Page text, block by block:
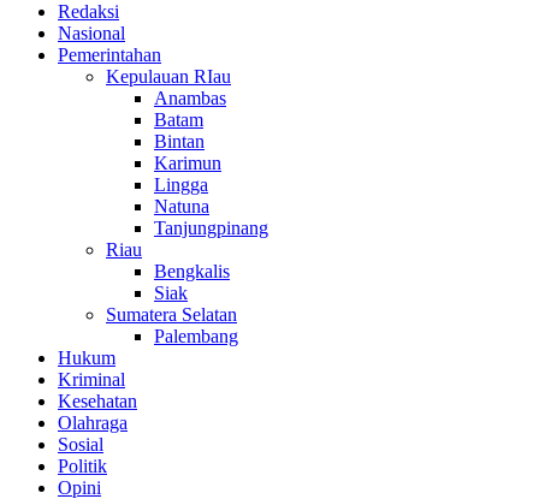
Redaksi
Nasional
Pemerintahan
Kepulauan RIau
Anambas
Batam
Bintan
Karimun
Lingga
Natuna
Tanjungpinang
Riau
Bengkalis
Siak
Sumatera Selatan
Palembang
Hukum
Kriminal
Kesehatan
Olahraga
Sosial
Politik
Opini